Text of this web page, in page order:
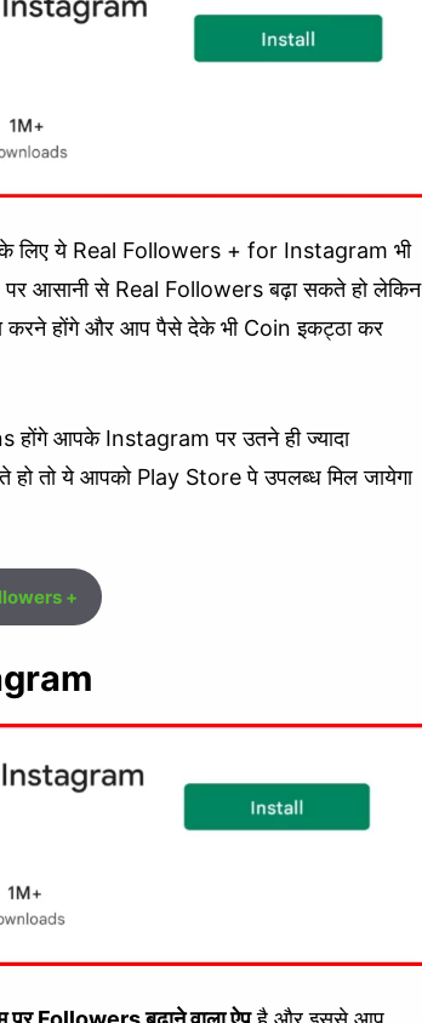
लिए ये Real Followers + for Instagram भी
आसानी से Real Followers बढ़ा सकते हो लेकिन
होंगे और आप पैसे देके भी Coin इकट्ठा कर
होंगे आपके Instagram पर उतने ही ज्यादा
तो ये आपको Play Store पे उपलब्ध मिल जायेगा
+